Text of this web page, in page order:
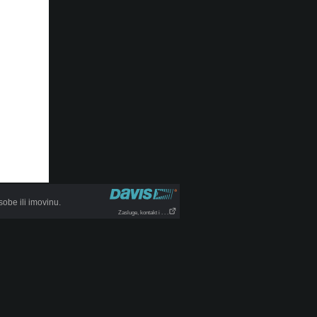
ili imovinu.
Zasluge, kontakt i . . .